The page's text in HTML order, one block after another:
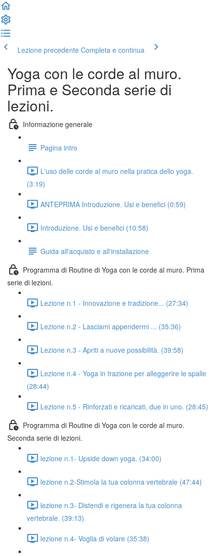
Lezione precedente Completa e continua
Yoga con le corde al muro.
Prima e Seconda serie di
lezioni.
Informazione generale
Pagina intro
L'uso delle corde al muro nella pratica dello yoga.
(3:19)
ANTEPRIMA Introduzione. Usi e benefici (0:59)
Introduzione. Usi e benefici (10:58)
Guida all'acquisto e all'installazione
Programma di Routine di Yoga con le corde al muro. Prima
serie di lezioni.
Lezione n.1 - Innovazione e tradizione... (27:34)
Lezione n.2 - Lasciami appendermi ... (35:36)
Lezione n.3 - Apriti a nuove possibilità. (39:58)
Lezione n.4 - Yoga in trazione per alleggerire le spalle
(28:44)
Lezione n.5 - Rinforzati e ricaricati, due in uno. (28:45)
Programma di Routine di Yoga con le corde al muro.
Seconda serie di lezioni.
lezione n.1- Upside down yoga. (34:00)
lezione n.2-Stimola la tua colonna vertebrale (47:44)
lezione n.3- Distendi e rigenera la tua colonna
vertebrale. (39:13)
lezione n.4- Voglia di volare (35:38)